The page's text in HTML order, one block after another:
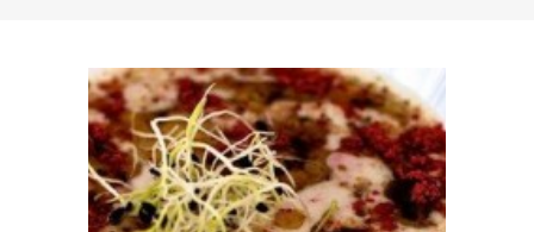
Premios
Prensa